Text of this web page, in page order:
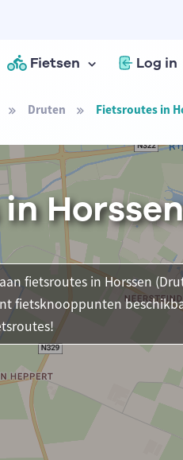
Fietsen Log in
Druten Fietsroutes in
fietsroutes in Horssen
fietsknooppunten